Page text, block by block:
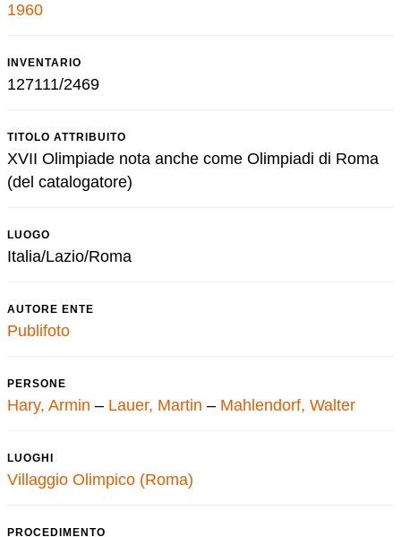
1960
INVENTARIO
127111/2469
TITOLO ATTRIBUITO
XVII Olimpiade nota anche come Olimpiadi di Roma
(del catalogatore)
LUOGO
Italia/Lazio/Roma
AUTORE ENTE
Publifoto
PERSONE
Hary, Armin – Lauer, Martin – Mahlendorf, Walter
LUOGHI
Villaggio Olimpico (Roma)
PROCEDIMENTO